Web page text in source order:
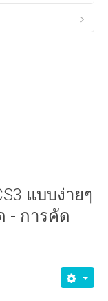
แบบง่ายๆ
- การคัด